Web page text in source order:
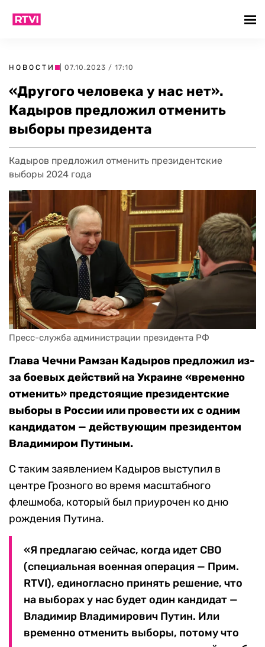
НОВОСТИ | 07.10.2023 / 17:10
«Другого человека у нас нет».
Кадыров предложил отменить
выборы президента
Кадыров предложил отменить президентские
выборы 2024 года
Пресс-служба администрации президента РФ
Глава Чечни Рамзан Кадыров предложил из-
за боевых действий на Украине «временно
отменить» предстоящие президентские
выборы в России или провести их с одним
кандидатом — действующим президентом
Владимиром Путиным.
С таким заявлением Кадыров выступил в
центре Грозного во время масштабного
флешмоба, который был приурочен ко дню
рождения Путина.
«Я предлагаю сейчас, когда идет СВО
(специальная военная операция — Прим.
RTVI), единогласно принять решение, что
на выборах у нас будет один кандидат —
Владимир Владимирович Путин. Или
временно отменить выборы, потому что